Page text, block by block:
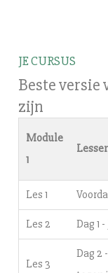
JE CURSUS
Beste versie
zijn
Module
1
Les 1
Les 2 Dag 1
Les 3
Dag 2